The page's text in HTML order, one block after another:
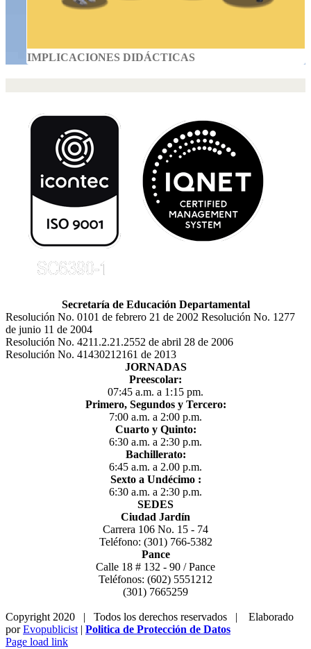
IMPLICACIONES DIDÁCTICAS
Secretaría de Educación Departamental
Resolución No. 0101 de febrero 21 de 2002 Resolución No. 1277
de junio 11 de 2004
Resolución No. 4211.2.21.2552 de abril 28 de 2006
Resolución No. 41430212161 de 2013
JORNADAS
Preescolar:
07:45 a.m. a 1:15 pm.
Primero, Segundos y Tercero:
7:00 a.m. a 2:00 p.m.
Cuarto y Quinto:
6:30 a.m. a 2:30 p.m.
Bachillerato:
6:45 a.m. a 2.00 p.m.
Sexto a Undécimo :
6:30 a.m. a 2:30 p.m.
SEDES
Ciudad Jardín
Carrera 106 No. 15 - 74
Teléfono: (301) 766-5382
Pance
Calle 18 # 132 - 90 / Pance
Teléfonos: (602) 5551212
(301) 7665259
Copyright 2020 | Todos los derechos reservados | Elaborado
porEvopublicist | Politica de Protección de Datos
Page load link